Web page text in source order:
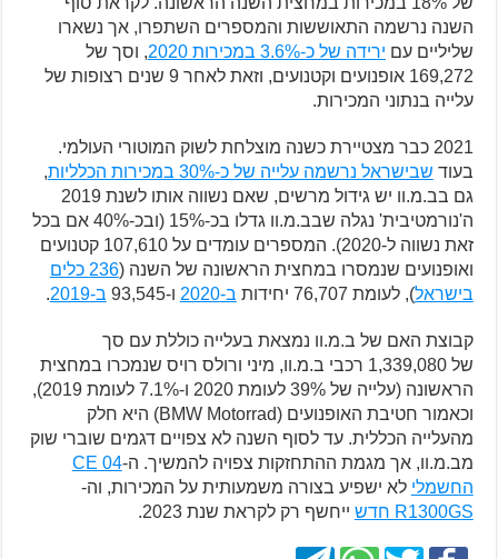
השנה נרשמה התאוששות והמספרים השתפרו, אך נשארו
שליליים עם ירידה של כ-3.6% במכירות 2020
, וסך של
169,272 אופנועים וקטנועים, וזאת לאחר 9 שנים רצופות של
עלייה בנתוני המכירות.
2021 כבר מצטיירת כשנה מוצלחת לשוק המוטורי העולמי.
בעוד שבישראל נרשמה עלייה של כ-30% במכירות הכלליות
,
גם בב.מ.וו יש גידול מרשים, שאם נשווה אותו לשנת 2019
ה'נורמטיבית' נגלה שבב.מ.וו גדלו בכ-15% (ובכ-40% אם בכל
זאת נשווה ל-2020). המספרים עומדים על 107,610 קטנועים
ואופנועים שנמסרו במחצית הראשונה של השנה (
236 כלים
בישראל), לעומת 76,707 יחידות ב-2020 ו-93,545 ב-2019 .
קבוצת האם של ב.מ.וו נמצאת בעלייה כוללת עם סך
של 1,339,080 רכבי ב.מ.וו, מיני ורולס רויס שנמכרו במחצית
הראשונה (עלייה של 39% לעומת 2020 ו-7.1% לעומת 2019),
וכאמור חטיבת האופנועים (BMW Motorrad) היא חלק
מהעלייה הכללית. עד לסוף השנה לא צפויים דגמים שוברי שוק
מב.מ.וו, אך מגמת ההתחזקות צפויה להמשיך. ה-CE 04
החשמלי לא ישפיע בצורה משמעותית על המכירות, וה-
R1300GS חדש
ייחשף רק לקראת שנת 2023.